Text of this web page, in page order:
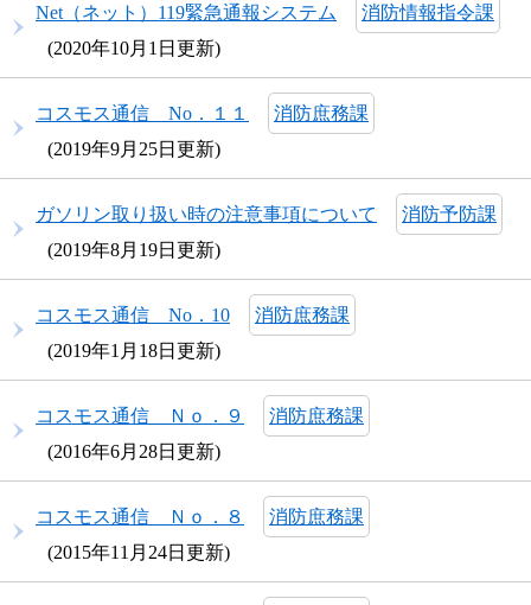
Net（ネット）119緊急通報システム
消防情報指令課
2020年10月1日更新
コスモス通信 No．１１
消防庶務課
2019年9月25日更新
ガソリン取り扱い時の注意事項について
消防予防課
2019年8月19日更新
コスモス通信 No．10
消防庶務課
2019年1月18日更新
コスモス通信 Ｎｏ．９
消防庶務課
2016年6月28日更新
コスモス通信 Ｎｏ．８
消防庶務課
2015年11月24日更新